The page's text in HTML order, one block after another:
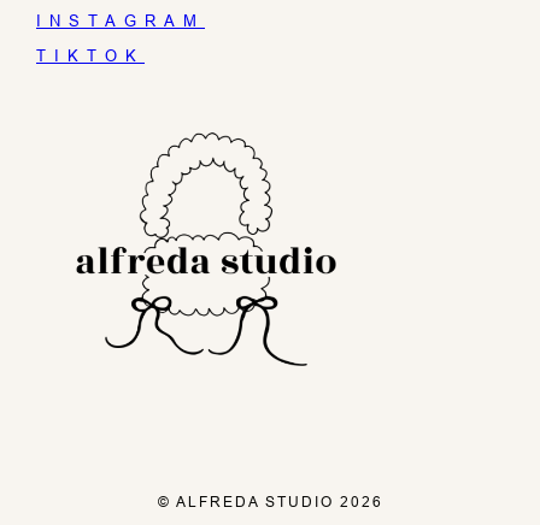
INSTAGRAM
TIKTOK
© ALFREDA STUDIO 2026